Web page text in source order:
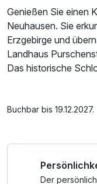
Genießen Sie einen
Neuhausen. Sie
Erzgebirge und
Landhaus
Das historische
an.
* Ihr reichhaltiges
Schlosshotel
Parkplatz, W-LAN
Buchbar bis 19.12.2027.
Der